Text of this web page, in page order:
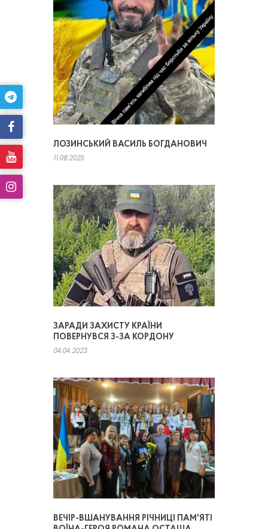
ЛОЗИНСЬКИЙ ВАСИЛЬ БОГДАНОВИЧ
11.08.2025
ЗАРАДИ ЗАХИСТУ КРАЇНИ
ПОВЕРНУВСЯ З-ЗА КОРДОНУ
04.04.2023
ВЕЧІР-ВШАНУВАННЯ РІЧНИЦІ ПАМ'ЯТІ